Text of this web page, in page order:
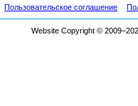
Пользовательское соглашение
Website Copyright ©